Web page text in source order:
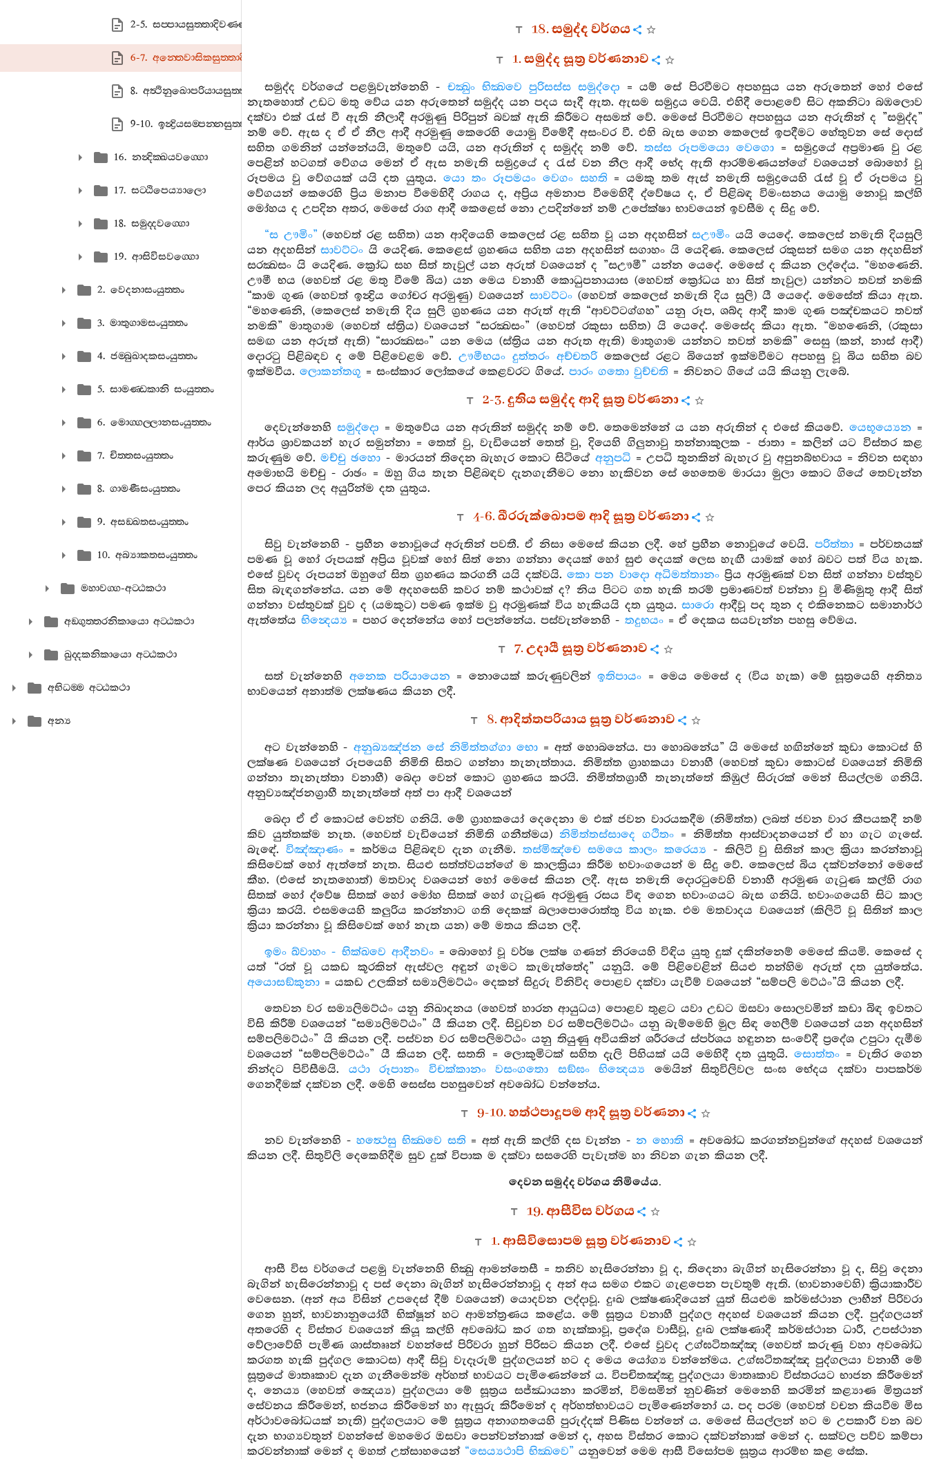
2-5. සප‍්පායසුත‍්තාදිවණ‍්ණනා
6-7. අන‍්තෙවාසිකසුත‍්තාදිවණ‍්ණනා
8. අත්‍ථිනුඛොපරියායසුත‍්තවණ‍්ණනා
9-10. ඉන්‍ද්‍රියසම‍්පන‍්නසුත‍්තාදිවණ‍්ණනා
16. නන්‍දික‍්ඛයවග‍්ගො
17. සට‍්ඨිපෙය්‍යාලො
18. සමුද‍්දවග‍්ගො
19. ආසිවිසවග‍්ගො
2. වෙදනාසංයුත‍්තං
3. මාතුගාමසංයුත‍්තං
4. ජම‍්බුඛාදකසංයුත‍්තං
5. සාමණ‍්ඩකානි සංයුත‍්තං
6. මොග‍්ගල‍්ලානසංයුත‍්තං
7. චිත‍්තසංයුත‍්තං
8. ගාමණීසංයුත‍්තං
9. අසඞ‍්ඛතසංයුත‍්තං
10. අබ්‍යාකතසංයුත‍්තං
මහාවග‍්ග-අට‍්ඨකථා
අඞ‍්ගුත‍්තරනිකායො අට‍්ඨකථා
ඛුද‍්දකනිකායො අට‍්ඨකථා
අභිධම‍්ම අට‍්ඨකථා
අන්‍ය
18. සමුද්ද වර්ගය
1. සමුද්ද සූත්‍ර වර්ණනාව
සමුද්ද වර්ගයේ පළමුවැන්නෙහි - චක්‍ඛුං භික්‍ඛවෙ පුරිසස්ස සමුද්දො = යම් සේ පිරවීමට අපහසුය යන අරුතෙන් හෝ එසේ
නැතහොත් උඩට මතු වේය යන අරුතෙන් සමුද්ද යන පදය සෑදී ඇත. ඇසම සමුද්‍රය වෙයි. එහිදී පොළවේ සිට අකනිටා බඹලොව
දක්වා එක් රැස් වී ඇති නීලාදී අරමුණු පිරිපුන් බවක් ඇති කිරීමට අසමත් වේ. මෙසේ පිරවීමට අපහසුය යන අරුතින් ද ”සමුද්ද”
නම් වේ. ඇස ද ඒ ඒ නීල ආදී අරමුණු කෙරෙහි යොමු වීමේදී අසංවර වී. එහි බැස ගෙන කෙලෙස් ඉපදීමට හේතුවන සේ දොස්
සහිත ගමනින් යන්නේයයි, මතුවේ යයි, යන අරුතින් ද සමුද්ද නම් වේ. තස්ස රූපමයො වෙගො = සමුද්‍රයේ අප්‍රමාණ වු රළ
පෙළින් හටගත් වේගය මෙන් ඒ ඇස නමැති සමුද්‍රයේ ද රැස් වන නීල ආදී භේද ඇති ආරම්මණයන්ගේ වශයෙන් බොහෝ වූ
රූපමය වු වේගයක් යයි දත යුතුය.යො තං රූපමයං වෙගං සහති = යමකු තම ඇස් නමැති සමුද්‍රයෙහි රැස් වූ ඒ රූපමය වු
වේගයන් කෙරෙහි ප්‍රිය මනාප වීමෙහිදී රාගය ද, අප්‍රිය අමනාප වීමෙහිදී ද්වේෂය ද, ඒ පිළිබඳ විමංසනය යොමු නොවූ කල්හි
මෝහය ද උපදින අතර, මෙසේ රාග ආදී කෙළෙස් නො උපදින්නේ නම් උපේක්ෂා භාවයෙන් ඉවසීම ද සිදු වේ.
“ස ඌමිං” (හෙවත් රළ සහිත) යන ආදියෙහි කෙලෙස් රළ සහිත වූ යන අදහසින්සඌමිං යයි යෙදේ. කෙලෙස් නමැති දියසුලි
යන අදහසින්සාවට්ටං යි යෙදිණ. කෙළෙස් ග්‍රහණය සහිත යන අදහසින් සගාහං යි යෙදිණ. කෙලෙස් රකුසන් සමග යන අදහසින්
සරක්‍ඛසං යි යෙදිණ. ක්‍රෝධ සහ සිත් තැවුල් යන අරුත් වශයෙන් ද ”සඌමී” යන්න යෙදේ. මෙසේ ද කියන ලද්දේය. “මහණෙනි.
ඌමී භය (හෙවත් රළ මතු වීමේ බිය) යන මෙය වනාහී කොධුපනායාස (හෙවත් ක්‍රෝධය හා සිත් තැවුල) යන්නට තවත් නමකි
“කාම ගුණ (හෙවත් ඉන්‍ද්‍රිය ගෝචර අරමුණු) වශයෙන් සාවට්ටං(හෙවත් කෙලෙස් නමැති දිය සුලි) යී යෙදේ. මෙසේත් කියා ඇත.
“මහණෙනි, (කෙලෙස් නමැති දිය සුලි ග්‍රහණය යන අරුත් ඇති “ආවට්ටග්ගහ” යනු රූප, ශබ්ද ආදී කාම ගුණ පඤ්චකයට තවත්
නමකි” මාතුගාම (හෙවත් ස්ත්‍රිය) වශයෙන් “සරක්‍ඛසං” (හෙවත් රකුසා සහිත) යි යෙදේ. මෙසේද කියා ඇත. “මහණෙනි, (රකුසා
සමඟ යන අරුත් ඇති) “සාරක්‍ඛසං” යන මෙය (ස්ත්‍රිය යන අරුත ඇති) මාතුගාම යන්නට තවත් නමකි” සෙසු (කන්, නාස් ආදී)
දොරටු පිළිබඳව ද මේ පිළිවෙළම වේ. ඌමීභයං දුත්තරං අච්චතරිකෙලෙස් රළට බියෙන් ඉක්මවීමට අපහසු වූ බිය සහිත බව
ඉක්මවීය. ලොකන්තගූ = සංස්කාර ලෝකයේ කෙළවරට ගියේ. පාරං ගතො වුච්චති = නිවනට ගියේ යයි කියනු ලැබේ.
2-3. දුතිය සමුද්ද ආදි සූත්‍ර වර්ණනා
දෙවැන්නෙහි සමුද්දො = මතුවේය යන අරුතින් සමුද්ද නම් වේ. තෙමෙන්නේ ය යන අරුතින් ද එසේ කියවේ. යෙභූය්‍යෙන =
ආර්ය ශ්‍රාවකයන් හැර සමුන්නා = තෙත් වු, වැඩියෙන් තෙත් වු, දියෙහි ගිලුනාවු තන්නාකුලක - ජාතා = කලින් යට විස්තර කළ
කරුණුම වේ.මච්චු ඡහො - මාරයන් තිදෙන බැහැර කොට සිටියේ අනුපධි = උපධි තුනකින් බැහැර වු අපුනබ්භවාය = නිවන සඳහා
අමොභයි මච්චු - රාඡං = ඔහු ගිය තැන පිළිබඳව දැනගැනීමට නො හැකිවන සේ හෙතෙම මාරයා මුලා කොට ගියේ තෙවැන්න
පෙර කියන ලද අයුරින්ම දත යුතුය.
4-6. ඛීරරුක්ඛොපම ආදි සූත්‍ර වර්ණනා
සිවු වැන්නෙහි - ප්‍රහීන නොවූයේ අරුතින් පවතී. ඒ නිසා මෙසේ කියන ලදී. හේ ප්‍රහීන නොවූයේ වෙයි. පරිත්තා= පර්වතයක්
පමණ වූ හෝ රූපයක් අප්‍රිය වූවක් හෝ සිත් නො ගන්නා දෙයක් හෝ සුළු දෙයක් ලෙස හැඟී යාමක් හෝ බවට පත් විය හැක.
එසේ වුවද රූපයන් ඔහුගේ සිත ග්‍රහණය කරගනී යයි දක්වයි. කො පන වාදො අධිමත්තානං ප්‍රිය අරමුණක් වන සිත් ගන්නා වස්තුව
සිත බැඳගන්නේය. යන මේ අදහසෙහි කවර නම් කථාවක් ද? නිය පිටට ගත හැකි තරම් ප්‍රමාණවත් වන්නා වු මිණිමුතු ආදී සිත්
ගන්නා වස්තුවක් වුව ද (යමකුට) පමණ ඉක්ම වු අරමුණක් විය හැකියයි දත යුතුය.සාරො ආදීවූ පද තුන ද එකිනෙකට සමානාර්ථ
ඇත්තේය භින්‍දෙය්‍ය = පහර දෙන්නේය හෝ පලන්නේය. පස්වැන්නෙහි - තදුභයං = ඒ දෙකය සයවැන්න පහසු වේමය.
7. උදායී සූත්‍ර වර්ණනාව
සත් වැන්නෙහි අනෙක පරියායෙන = නොයෙක් කරුණුවලින්ඉතිපායං = මෙය මෙසේ ද (විය හැක) මේ සූත්‍රයෙහි අනිත්‍ය
භාවයෙන් අනාත්ම ලක්ෂණය කියන ලදී.
8. ආදිත්තපරියාය සූත්‍ර වර්ණනාව
අට වැන්නෙහි -අනුබ්‍යඤ්ජන සේ නිමිත්තග්ගා භො = අත් හොබනේය. පා හොබනේය” යි මෙසේ හඟින්නේ කුඩා කොටස් හි
ලක්ෂණ වශයෙන් රූපයෙහි නිමිති සිතට ගන්නා තැනැත්තාය. නිමිත්ත ග්‍රාහකයා වනාහී (හෙවත් කුඩා කොටස් වශයෙන් නිමිති
ගන්නා තැනැත්තා වනාහී) බෙදා වෙන් කොට ග්‍රහණය කරයි. නිමිත්තග්‍රාහී තැනැත්තේ කිඹුල් සිරුරක් මෙන් සියල්ලම ගනියි.
අනුව්‍යඤ්ජනග්‍රාහී තැනැත්තේ අත් පා ආදී වශයෙන්
බෙදා ඒ ඒ කොටස් වෙන්ව ගනියි. මේ ග්‍රාහකයෝ දෙදෙනා ම එක් ජවන වාරයකදීම (නිමිත්ත) ලබත් ජවන වාර කීපයකදී නම්
කිව යුත්තක්ම නැත. (හෙවත් වැඩියෙන් නිමිති ගනීත්මය)නිමිත්තස්සාදෙ ගථිතං= නිමිත්ත ආස්වාදනයෙන් ඒ හා ගැට ගැසේ.
බැඳේ. විඤ්ඤාණං= කර්මය පිළිබඳව දැන ගැනීම. තස්මිඤ්චෙ සමයෙ කාලං කරෙය්‍ය - කිලිටි වු සිතින් කාල ක්‍රියා කරන්නාවූ
කිසිවෙක් හෝ ඇත්තේ නැත. සියළු සත්ත්වයන්ගේ ම කාලක්‍රියා කිරීම භවාංගයෙන් ම සිදු වේ. කෙලෙස් බිය දක්වන්නෝ මෙසේ
කීහ. (එසේ නැතහොත්) මතවාද වශයෙන් හෝ මෙසේ කියන ලදී. ඇස නමැති දොරටුවෙහි වනාහී අරමුණ ගැටුණ කල්හි රාග
සිතක් හෝ ද්වේෂ සිතක් හෝ මෝහ සිතක් හෝ ගැටුණ අරමුණු රසය විඳ ගෙන භවාංගයට බැස ගනියි. භවාංගයෙහි සිට කාල
ක්‍රියා කරයි. එසමයෙහි කලුරිය කරන්නාට ගති දෙකක් බලාපොරොත්තු විය හැක. එම මතවාදය වශයෙන් (කිලිටි වූ සිතින් කාල
ක්‍රියා කරන්නා වූ කිසිවෙක් හෝ නැත යන) මේ මතය කියන ලදී.
ඉමං ඛ්වාහං - භික්ඛවෙ ආදීනවං= බොහෝ වූ වර්ෂ ලක්ෂ ගණන් නිරයෙහි විඳිය යුතු දුක් දකින්නෙම් මෙසේ කියමි. කෙසේ ද
යත් “රත් වූ යකඩ කූරකින් ඇස්වල අඳුන් ගෑමට කැමැත්තේද” යනුයි. මේ පිළිවෙළින් සියළු තන්හිම අරුත් දත යුත්තේය.
අයොසඞ්කුනා = යකඩ උලකින් සම්‍යලිමට්ඨං දෙකන් සිදුරු විනිවිද පොළව දක්වා යැවීම් වශයෙන් “සම්පලි මට්ඨං”යි කියන ලදී.
තෙවන වර සම්‍යලිමට්ඨං යනු නිඛාදනය (හෙවත් හාරන ආයුධය) පොළව තුළට යවා උඩට ඔසවා සොලවමින් කඩා බිඳ ඉවතට
විසි කිරීම් වශයෙන් “සම්‍යලිමට්ඨං” යී කියන ලදී. සිවුවන වර සම්පලිමට්ඨං යනු බැම්මෙහි මුල සිඳ හෙලීම් වශයෙන් යන අදහසින්
සම්පලිමට්ඨං” යි කියන ලදී. පස්වන වර සම්පලිමට්ඨං යනු තියුණු අවියකින් ශරීරයේ ස්පර්ශය හඳුනන සංවේදී ප්‍රදේශ උපුටා දැමීම
වශයෙන් “සම්පලිමට්ඨං” යී කියන ලදී. සතති = ලොකුමිටක් සහිත දැලි පිහියක් යයි මෙහිදී දත යුතුයි.සොත්තං = වැතිර ගෙන
නින්දට පිවිසීමයි. යථා රූපානං විචක්කානං වසංගතො සඞ්ඝං භින්‍දෙය්‍ය මෙයින් සිතුවිලිවල සංඝ භේදය දක්වා පාපකර්ම
ගෙනදීමක් දක්වන ලදී. මෙහි සෙස්ස පහසුවෙන් අවබෝධ වන්නේය.
9-10. හත්ථපාදූපම ආදි සූත්‍ර වර්ණනා
නව වැන්නෙහි -හත්‍ථෙසු භික්‍ඛවෙ සති = අත් ඇති කල්හි දස වැන්න -න හොති = අවබෝධ කරගන්නවුන්ගේ අදහස් වශයෙන්
කියන ලදී. සිතුවිලි දෙකෙහිදීම සුව දුක් විපාක ම දක්වා සසරෙහි පැවැත්ම හා නිවන ගැන කියන ලදී.
දෙවන සමුද්ද වර්ගය නිමියේය.
19. ආසීවිස වර්ගය
1. ආසිවිසොපම සූත්‍ර වර්ණනාව
ආසී විස වර්ගයේ පළමු වැන්නෙහි භික්‍ඛු ආමන්තෙසී = තනිව හැසිරෙන්නා වූ ද, තිදෙනා බැගින් හැසිරෙන්නා වූ ද, සිවු දෙනා
බැගින් හැසිරෙන්නාවූ ද පස් දෙනා බැගින් හැසිරෙන්නාවූ ද අන් අය සමග එකට ගැළපෙන පැවතුම් ඇති. (භාවනාවෙහි) ක්‍රියාකාරීව
වෙසෙන. (අන් අය විසින් උපදෙස් දීම් වශයෙන්) යොදවන ලද්දාවූ. දුඃඛ ලක්ෂණාදියෙන් යුත් සියළුම කර්මස්ථාන ලාභීන් පිරිවරා
ගෙන හුන්, භාවනානුයෝගී භික්ෂූන් හට ආමන්ත්‍රණය කළේය. මේ සූත්‍රය වනාහී පුද්ගල අදහස් වශයෙන් කියන ලදී. පුද්ගලයන්
අතරෙහි ද විස්තර වශයෙන් කියූ කල්හි අවබෝධ කර ගත හැක්කාවූ, ප්‍රදේශ වාසීවූ, දුඃඛ ලක්ෂණාදී කර්මස්ථාන ධාරී, උපස්ථාන
වේලාවේහි පැමිණ ශාස්තෲන් වහන්සේ පිරිවරා හුන් පිරිසට කියන ලදී. එසේ වුවද උග්ඝටිතඤ්ඤ (හෙවත් කරුණු වහා අවබෝධ
කරගත හැකි පුද්ගල කොටස) ආදී සිවු වැදෑරුම් පුද්ගලයන් හට ද මෙය යෝග්‍ය වන්නේමය. උග්ඝටිතඤ්ඤ පුද්ගලයා වනාහී මේ
සූත්‍රයේ මාතෘකාව දැන ගැනීමෙන්ම අර්හත් භාවයට පැමිණෙන්නේ ය. විපචිතඤ්ඤු පුද්ගලයා මාතෘකාව විස්තරයට භාජන කිරීමෙන්
ද, නෙය්‍ය (හෙවත් ඤෙය්‍ය) පුද්ගලයා මේ සූත්‍රය සජ්ඣායනා කරමින්, විමසමින් නුවණින් මෙනෙහි කරමින් කළ්‍යාණ මිත්‍රයන්
සේවනය කිරීමෙන්, භජනය කිරීමෙන් හා ඇසුරු කිරීමෙන් ද අර්හත්භාවයට පැමිණෙන්නෝ ය. පද පරම (හෙවත් වචන කියවීම මිස
අර්ථාවබෝධයක් නැති) පුද්ගලයාට මේ සූත්‍රය අනාගතයෙහි පුරුද්දක් පිණිස වන්නේ ය. මෙසේ සියල්ලන් හට ම උපකාරී වන බව
දැන භාග්‍යවතුන් වහන්සේ මහමෙර ඔසවා පෙන්වන්නාක් මෙන් ද, අහස විස්තර කොට දක්වන්නාක් මෙන් ද. සක්වල පව්ව කම්පා
කරවන්නාක් මෙන් ද මහත් උත්සාහයෙන් “සෙය්‍යථාපි භික්‍ඛවෙ” යනුවෙන් මෙම ආසී විසෝපම සූත්‍රය ආරම්භ කළ සේක.